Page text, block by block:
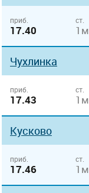
приб.
17.40
ст.
1м
Чухлинка
приб.
17.43
ст.
1м
Кусково
приб.
17.46
ст.
1м